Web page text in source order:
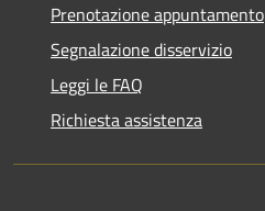
Prenotazione appuntamento
Segnalazione disservizio
Leggi le FAQ
Richiesta assistenza